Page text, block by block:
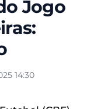
Jogo
14:30